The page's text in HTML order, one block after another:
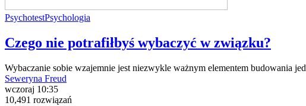
PsychotestPsychologia
Czego nie potrafiłbyś wybaczyć w związku?
Wybaczanie sobie wzajemnie jest niezwykle ważnym elementem budowania
Seweryna Freud
wczoraj 10:35
10,491 rozwiązań